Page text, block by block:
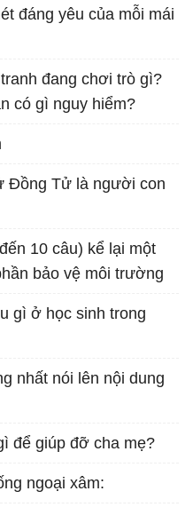
đáng yêu của mỗi mái
đang chơi trò gì?
có gì nguy hiểm?
Đồng Tử là người con
10 câu) kể lại một
bảo vệ môi trường
gì ở học sinh trong
nhất nói lên nội dung
để giúp đỡ cha mẹ?
ngoại xâm: